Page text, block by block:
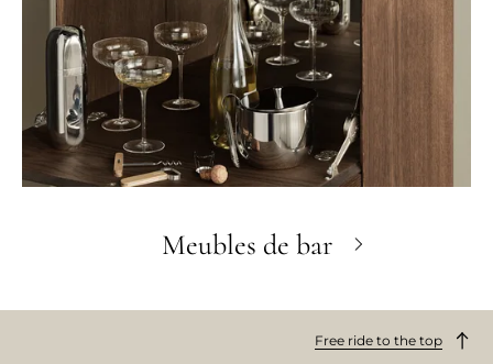
Meubles de bar
Free ride to the top